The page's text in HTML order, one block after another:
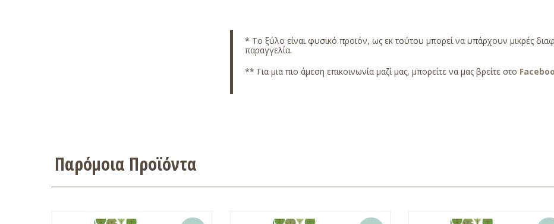
* Το ξύλο είναι φυσικό προϊόν, ως εκ τούτου μπορεί να υπάρχουν μικρές
παραγγελία.
** Για μια πιο άμεση επικοινωνία μαζί μας, μπορείτε να μας βρείτε στο
Παρόμοια Προϊόντα